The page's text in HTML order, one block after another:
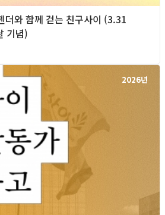
와 함께 걷는 친구사이 (3.31
기념)
2026년